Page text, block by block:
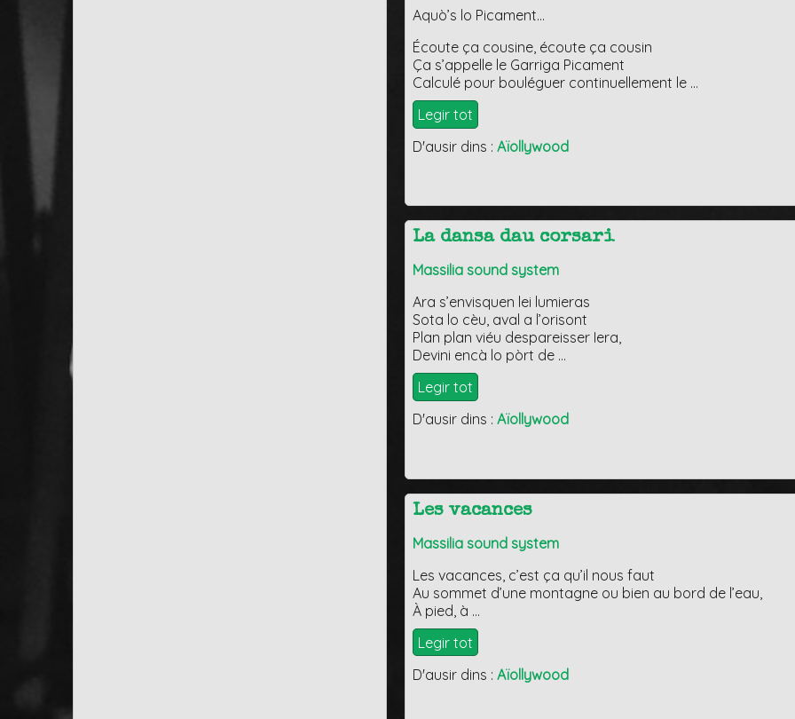
Aquò’s lo Picament…
Écoute ça cousine, écoute ça cousin
Ça s’appelle le Garriga Picament
Calculé pour bouléguer continuellement le …
Legir tot
D'ausir dins :Aïollywood
La dansa dau corsari
Massilia sound system
Ara s’envisquen lei lumieras
Sota lo cèu, aval a l’orisont
Plan plan viéu despareisser Iera,
Devini encà lo pòrt de …
Legir tot
D'ausir dins :Aïollywood
Les vacances
Massilia sound system
Les vacances, c’est ça qu’il nous faut
Au sommet d’une montagne ou bien au bord de l’eau,
À pied, à …
Legir tot
D'ausir dins :Aïollywood